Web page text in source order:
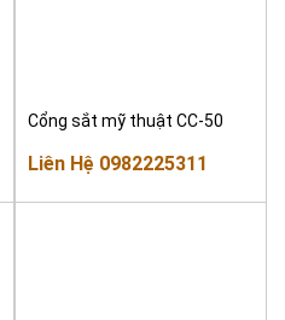
Cổng sắt mỹ thuật CC-50
Liên Hệ 0982225311